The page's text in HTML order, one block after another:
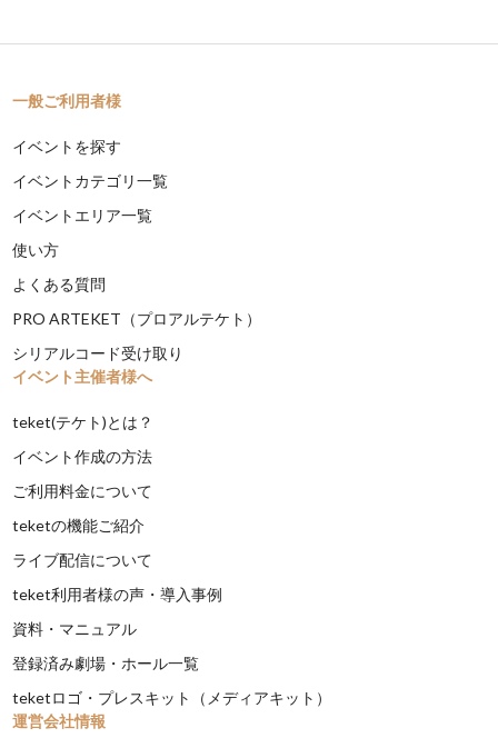
一般ご利用者様
イベントを探す
イベントカテゴリ一覧
イベントエリア一覧
使い方
よくある質問
PRO ARTEKET（プロアルテケト）
シリアルコード受け取り
イベント主催者様へ
teket(テケト)とは？
イベント作成の方法
ご利用料金について
teketの機能ご紹介
ライブ配信について
teket利用者様の声・導入事例
資料・マニュアル
登録済み劇場・ホール一覧
teketロゴ・プレスキット（メディアキット）
運営会社情報